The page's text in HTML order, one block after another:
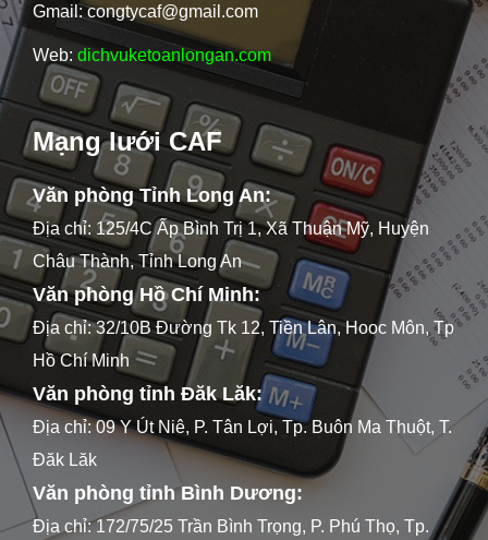
Gmail: congtycaf@gmail.com
Web: dichvuketoanlongan.com
Mạng lưới CAF
Văn phòng Tỉnh Long An:
Địa chỉ: 125/4C Ấp Bình Trị 1, Xã Thuận Mỹ, Huyện
Châu Thành, Tỉnh Long An
Văn phòng Hồ Chí Minh:
Địa chỉ: 32/10B Đường Tk 12, Tiền Lân, Hooc Môn, Tp
Hồ Chí Minh
Văn phòng tỉnh Đăk Lăk:
Địa chỉ: 09 Y Út Niê, P. Tân Lợi, Tp. Buôn Ma Thuột, T.
Đăk Lăk
Văn phòng tỉnh Bình Dương:
Địa chỉ: 172/75/25 Trần Bình Trọng, P. Phú Thọ, Tp.